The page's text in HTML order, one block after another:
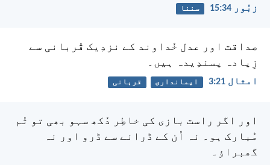
زبُور 34:‏15 سننا
صداقت اور عدل خُداوند کے نزدِیک قُربانی سے
زِیادہ پسندِیدہ ہیں۔
امثال 21:‏3 ایمانداری قربانی
اور اگر راست بازی کی خاطِر دُکھ سہو بھی تو تُم
مُبارک ہو۔ نہ اُن کے ڈرانے سے ڈرو اور نہ
گھبراؤ۔